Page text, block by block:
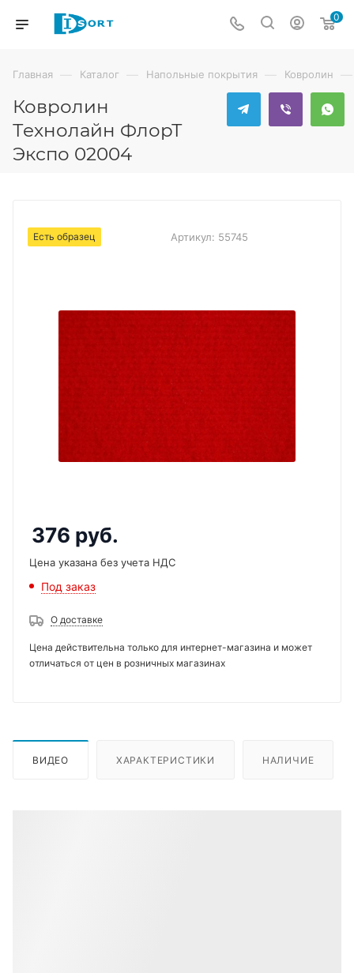
0
Главная — Каталог — Напольные покрытия — Ковролин —
Ковролин
Технолайн ФлорТ
Экспо 02004
Есть образец Артикул: 55745
376 руб.
Цена указана без учета НДС
Под заказ
О доставке
Цена действительна только для интернет-магазина и может
отличаться от цен в розничных магазинах
ВИДЕО ХАРАКТЕРИСТИКИ НАЛИЧИЕ